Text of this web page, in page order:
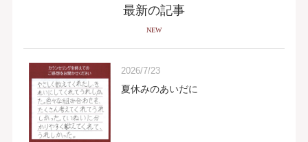
最新の記事
NEW
2026/7/23
夏休みのあいだに